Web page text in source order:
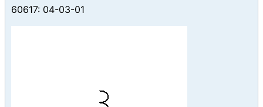
60617: 04-03-01